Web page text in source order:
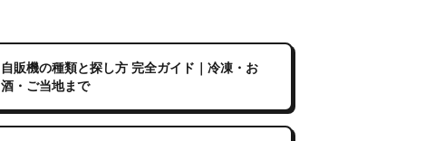
自販機の種類と探し方 完全ガイド｜冷凍・お
酒・ご当地まで